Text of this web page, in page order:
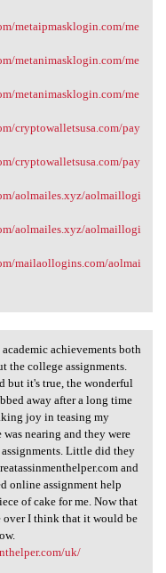
metaipmasklogin.com/me
metanimasklogin.com/me
metanimasklogin.com/me
cryptowalletsusa.com/pay
cryptowalletsusa.com/pay
aolmailes.xyz/aolmaillogi
aolmailes.xyz/aolmaillogi
mailaollogins.com/aolmai
achievements both
the college assignments.
but it's true, the wonderful
away after a long time
joy in teasing my
nearing and they were
Little did they
and
online assignment help
of cake for me. Now that
over I think that it would be
uk/